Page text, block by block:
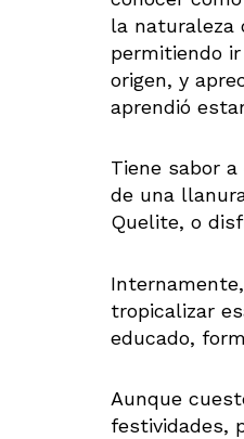
la naturaleza
permitiendo
origen, y
aprendió
Tiene sabor
de una
Quelite, o
tropicalizar
educado,
Aunque
festividades,